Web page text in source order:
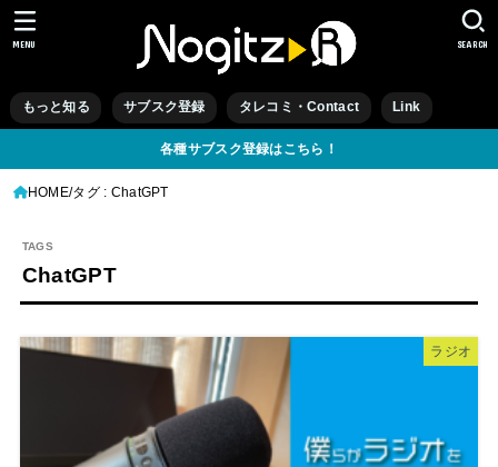
もっと知る サブスク登録 タレコミ・Contact Link
SEARCH
MENU
各種サブスク登録はこちら！
HOME タグ : ChatGPT
ChatGPT
ラジオ